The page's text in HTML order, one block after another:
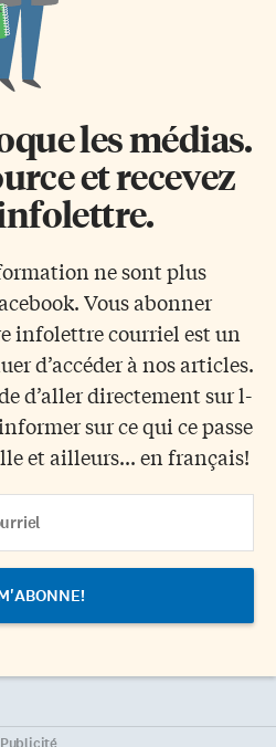
les médias.
et recevez
ne sont plus
Vous abonner
infolettre courriel est un
d’accéder à nos articles.
d’aller directement sur l-
sur ce qui ce passe
et ailleurs... en français!